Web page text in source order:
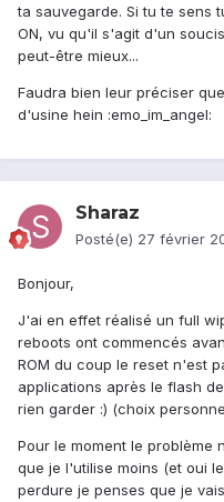
ta sauvegarde. Si tu te sens
ON, vu qu'il s'agit d'un
peut-être mieux...
Faudra bien leur préciser
d'usine hein :emo_im_angel:
Sharaz
Posté(e) 27 février
Bonjour,
J'ai en effet réalisé un full
reboots ont commencés
ROM du coup le reset n'est
applications après le flash
rien garder :) (choix
Pour le moment le problème
que je l'utilise moins (et oui
perdure je penses que je